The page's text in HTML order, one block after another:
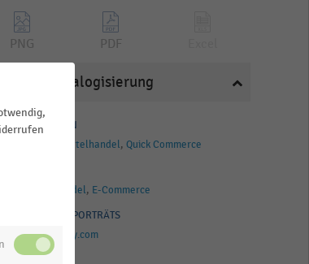
PNG PDF
Katalogisierung
Online-Lebensmittelhandel Quick Commerce
Lebensmittelhandel E-Commerce
UNTERNEHMENSPORTRÄTS
Just Eat Takeaway.com